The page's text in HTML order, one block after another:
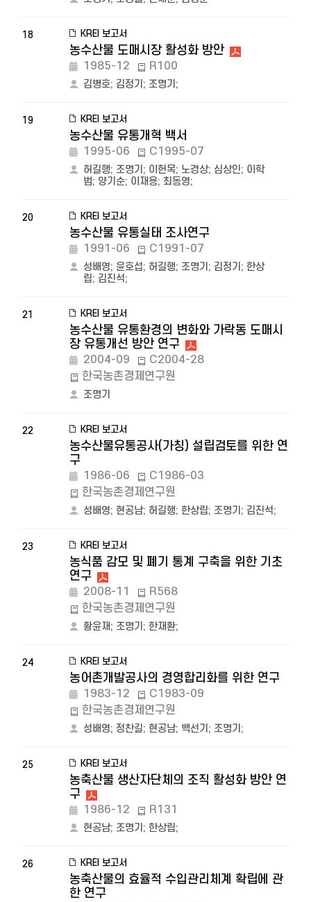
18 KREI 보고서
농수산물 도매시장 활성화 방안
1985-12 R100
김병호; 김정기 ; 조명기 ;
19 KREI 보고서
농수산물 유통개혁 백서
1995-06 C1995-07
허길행; 조명기 ; 이헌목; 노경상; 심상인; 이학
범; 양기순; 이재용; 최동영;
20 KREI 보고서
농수산물 유통실태 조사연구
1991-06 C1991-07
성배영; 윤호섭; 허길행; 조명기 ; 김정기 ; 한상
립; 김진석;
21 KREI 보고서
농수산물 유통환경의 변화와 가락동 도매시
장 유통개선 방안 연구
2004-09
C2004-28
한국농촌경제연구원
조명기
22 KREI 보고서
농수산물유통공사(가칭) 설립검토를 위한 연
구
1986-06
C1986-03
한국농촌경제연구원
성배영; 현공남; 허길행; 한상립; 조명기 ; 김진석;
23 KREI 보고서
농식품 감모 및 폐기 통계 구축을 위한 기초
연구
2008-11
R568
한국농촌경제연구원
황윤재; 조명기 ; 한재환;
24 KREI 보고서
농어촌개발공사의 경영합리화를 위한 연구
1983-12
C1983-09
한국농촌경제연구원
성배영; 정찬길; 현공남; 백선기 ; 조명기 ;
25 KREI 보고서
농축산물 생산자단체의 조직 활성화 방안 연
구
1986-12 R131
현공남; 조명기 ; 한상립;
26 KREI 보고서
농축산물의 효율적 수입관리체계 확립에 관
한 연구